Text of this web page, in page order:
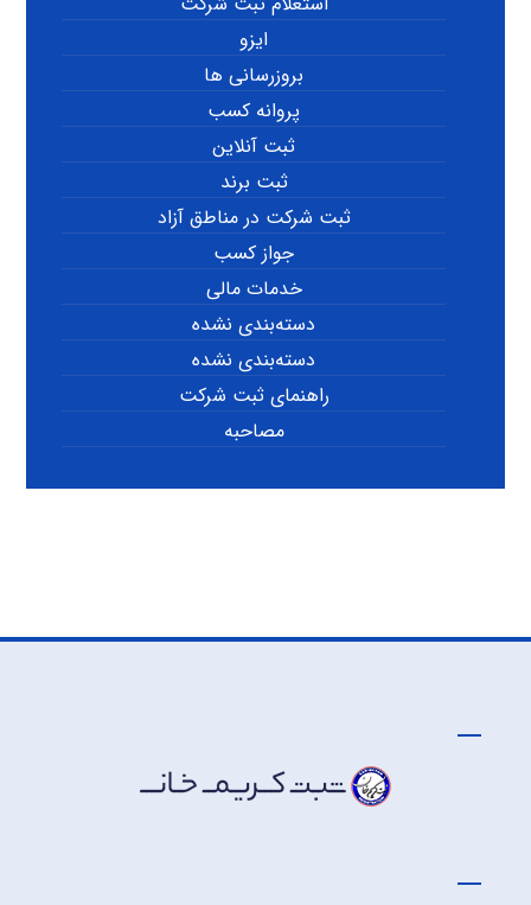
ایزو
بروزرسانی ها
پروانه کسب
ثبت آنلاین
ثبت برند
ثبت شرکت در مناطق آزاد
جواز کسب
خدمات مالی
دسته‌بندی نشده
دسته‌بندی نشده
راهنمای ثبت شرکت
مصاحبه